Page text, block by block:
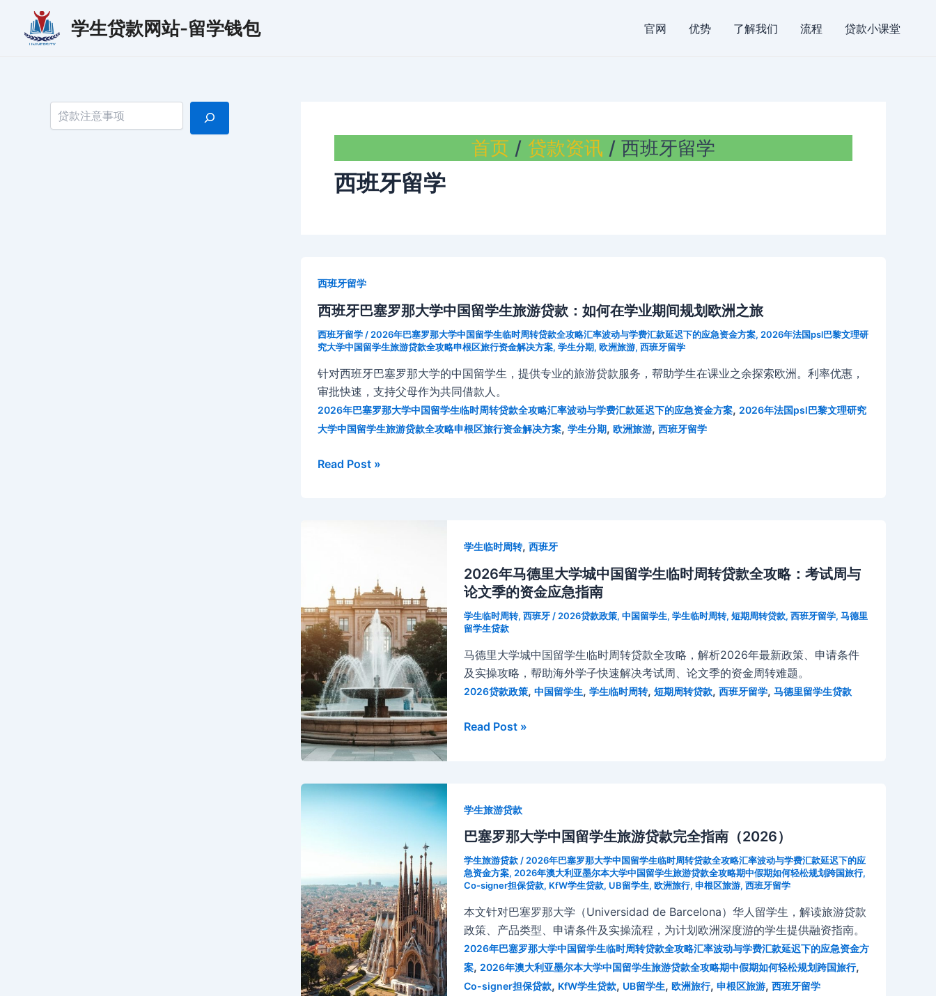
学生贷款网站-留学钱包 官网 优势 了解我们 流程 贷款小课堂
搜索
首页 贷款资讯 西班牙留学
西班牙留学
西班牙留学
西班牙巴塞罗那大学中国留学生旅游贷款：如何在学业期间规划欧洲之旅
西班牙留学 / 2026年巴塞罗那大学中国留学生临时周转贷款全攻略汇率波动与学费汇款延迟下的应急资金方案, 2026年法国psl巴黎文理研
究大学中国留学生旅游贷款全攻略申根区旅行资金解决方案, 学生分期, 欧洲旅游, 西班牙留学
针对西班牙巴塞罗那大学的中国留学生，提供专业的旅游贷款服务，帮助学生在课业之余探索欧洲。利率优惠，
审批快速，支持父母作为共同借款人。
2026年巴塞罗那大学中国留学生临时周转贷款全攻略汇率波动与学费汇款延迟下的应急资金方案, 2026年法国psl巴黎文理研究
大学中国留学生旅游贷款全攻略申根区旅行资金解决方案, 学生分期, 欧洲旅游, 西班牙留学
西
学
中
国
留
学
生
旅
游
贷
如
何
期
间
规
划
欧
洲
之
Read Post »
学生临时周转, 西班牙
2026年马德里大学城中国留学生临时周转贷款全攻略：考试周与
论文季的资金应急指南
学生临时周转, 西班牙 / 2026贷款政策, 中国留学生, 学生临时周转, 短期周转贷款, 西班牙留学, 马德里
留学生贷款
马德里大学城中国留学生临时周转贷款全攻略，解析2026年最新政策、申请条件
及实操攻略，帮助海外学子快速解决考试周、论文季的资金周转难题。
2026贷款政策, 中国留学生, 学生临时周转, 短期周转贷款, 西班牙留学, 马德里留学生贷款
2026
大
学
中
国
留
学
生
临
时
Read Post »
学生旅游贷款
巴塞罗那大学中国留学生旅游贷款完全指南（2026）
学生旅游贷款/2026年巴塞罗那大学中国留学生临时周转贷款全攻略汇率波动与学费汇款延迟下的应
急资金方案, 2026年澳大利亚墨尔本大学中国留学生旅游贷款全攻略期中假期如何轻松规划跨国旅行,
Co-signer担保贷款, KfW学生贷款, UB留学生, 欧洲旅行, 申根区旅游, 西班牙留学
本文针对巴塞罗那大学（Universidad de Barcelona）华人留学生，解读旅游贷款
政策、产品类型、申请条件及实操流程，为计划欧洲深度游的学生提供融资指南。
2026年巴塞罗那大学中国留学生临时周转贷款全攻略汇率波动与学费汇款延迟下的应急资金方
案, 2026年澳大利亚墨尔本大学中国留学生旅游贷款全攻略期中假期如何轻松规划跨国旅行,
Co-signer担保贷款, KfW学生贷款, UB留学生, 欧洲旅行, 申根区旅游, 西班牙留学